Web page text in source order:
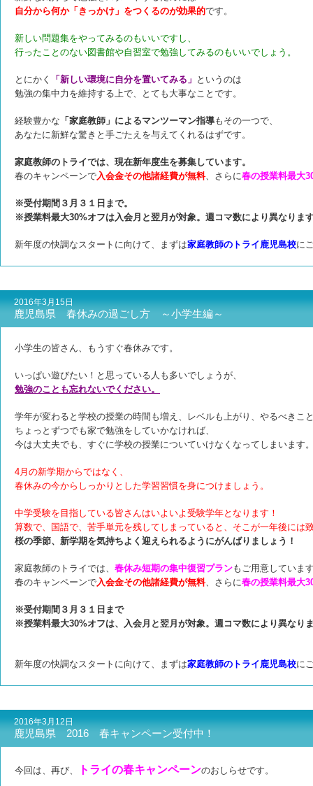
自分から何か「きっかけ」をつくるのが効果的です。
新しい問題集をやってみるのもいいですし、
行ったことのない図書館や自習室で勉強してみるのもいいでしょう。
とにかく 「新しい環境に自分を置いてみる」 というのは
勉強の集中力を維持する上で、とても大事なことです。
経験豊かな 「家庭教師」によるマンツーマン指導もその一つで、
あなたに新鮮な驚きと手ごたえを与えてくれるはずです。
家庭教師のトライでは、現在新年度生を募集しています。
春のキャンペーンで入会金その他諸経費が無料、さらに春の授業料最大
※受付期間３月３１日まで。
※授業料最大30%オフは入会月と翌月が対象。週コマ数により異なりま
新年度の快調なスタートに向けて、まずは家庭教師のトライ鹿児島校に
2016年3月15日
鹿児島県 春休みの過ごし方 ～小学生編～
小学生の皆さん、もうすぐ春休みです。
いっぱい遊びたい！と思っている人も多いでしょうが、
勉強のことも忘れないでください。
学年が変わると学校の授業の時間も増え、レベルも上がり、やるべきこ
ちょっとずつでも家で勉強をしていかなければ、
今は大丈夫でも、すぐに学校の授業についていけなくなってしまいます
4月の新学期からではなく、
春休みの今からしっかりとした学習習慣を身につけましょう。
中学受験を目指している皆さんはいよいよ受験学年となります！
算数で、国語で、苦手単元を残してしまっていると、そこが一年後には
桜の季節、新学期を気持ちよく迎えられるようにがんばりましょう！
家庭教師のトライでは、 春休み短期の集中復習プランもご用意していま
春のキャンペーンで入会金その他諸経費が無料、さらに春の授業料最大
※受付期間３月３１日まで
※授業料最大30%オフは、入会月と翌月が対象。週コマ数により異なり
新年度の快調なスタートに向けて、まずは家庭教師のトライ鹿児島校に
2016年3月12日
鹿児島県 2016 春キャンペーン受付中！
今回は、再び、 トライの春キャンペーンのおしらせです。